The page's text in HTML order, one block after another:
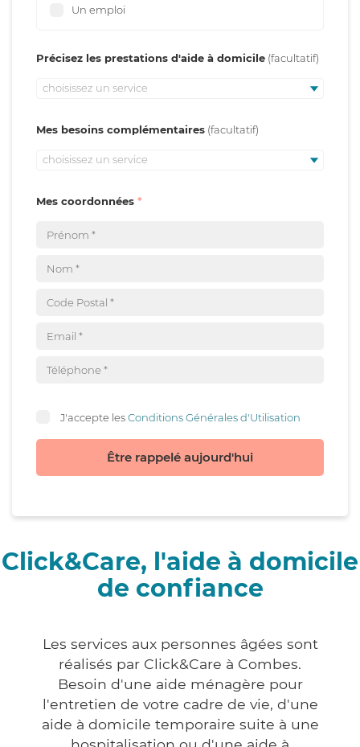
Un emploi
Précisez les prestations d'aide à domicile
choisissez un service
Mes besoins complémentaires
choisissez un service
Mes coordonnées
J'accepte lesConditions Générales d'Utilisation
Être rappelé aujourd'hui
Click&Care, l'aide à domicile
de confiance
Les services aux personnes âgées sont
réalisés par Click&Care à Combes.
Besoin d'une aide ménagère pour
l'entretien de votre cadre de vie, d'une
aide à domicile temporaire suite à une